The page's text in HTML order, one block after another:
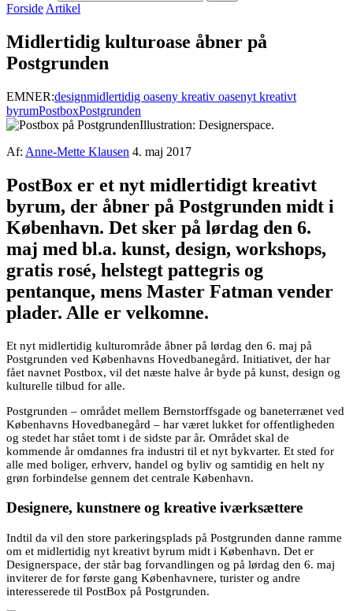
Forside Artikel
Midlertidig kulturoase åbner på
Postgrunden
EMNER:designmidlertidig oaseny kreativ oasenyt kreativt
byrumPostboxPostgrunden
Illustration: Designerspace.
Af: Anne-Mette Klausen 4. maj 2017
PostBox er et nyt midlertidigt kreativt
byrum, der åbner på Postgrunden midt i
København. Det sker på lørdag den 6.
maj med bl.a. kunst, design, workshops,
gratis rosé, helstegt pattegris og
pentanque, mens Master Fatman vender
plader. Alle er velkomne.
Et nyt midlertidig kulturområde åbner på lørdag den 6. maj på
Postgrunden ved Københavns Hovedbanegård. Initiativet, der har
fået navnet Postbox, vil det næste halve år byde på kunst, design og
kulturelle tilbud for alle.
Postgrunden – området mellem Bernstorffsgade og baneterrænet ved
Københavns Hovedbanegård – har været lukket for offentligheden
og stedet har stået tomt i de sidste par år. Området skal de
kommende år omdannes fra industri til et nyt bykvarter. Et sted for
alle med boliger, erhverv, handel og byliv og samtidig en helt ny
grøn forbindelse gennem det centrale København.
Designere, kunstnere og kreative iværksættere
Indtil da vil den store parkeringsplads på Postgrunden danne ramme
om et midlertidig nyt kreativt byrum midt i København. Det er
Designerspace, der står bag forvandlingen og på lørdag den 6. maj
inviterer de for første gang Københavnere, turister og andre
interesserede til PostBox på Postgrunden.